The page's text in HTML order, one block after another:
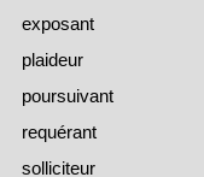
exposant
plaideur
poursuivant
requérant
solliciteur